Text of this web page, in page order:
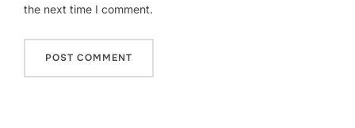
the next time I comment.